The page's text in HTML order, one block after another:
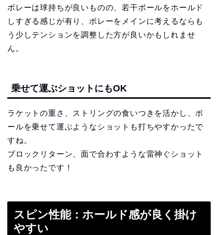
ボレーは球持ちが良いものの、若干ボールをホールド
しすぎる感じが有り、ボレーをメインに考えるならも
う少しテンションを調整した方が良いかもしれませ
ん。
乗せて運ぶショットにもOK
ラケットの重さ、ストリングの食いつきを活かし、ボ
ールを乗せて運ぶようなショットも打ちやすかったで
すね。
ブロックリターン、面で合わすような雷神ぐショット
も良かったです！
スピン性能：ホールド感が良く掛け
やすい